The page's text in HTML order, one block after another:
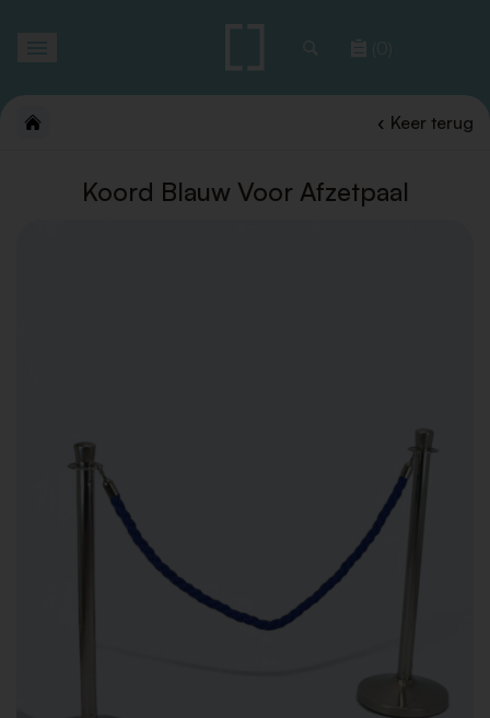
(0)
Keer terug
Koord Blauw Voor Afzetpaal